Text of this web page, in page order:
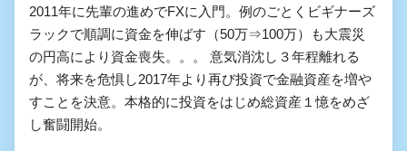
2011年に先輩の進めでFXに入門。例のごとくビギナーズ
ラックで順調に資金を伸ばす（50万⇒100万）も大震災
の円高により資金喪失。。。 意気消沈し３年程離れる
が、将来を危惧し2017年より再び投資で金融資産を増や
すことを決意。本格的に投資をはじめ総資産１憶をめざ
し奮闘開始。